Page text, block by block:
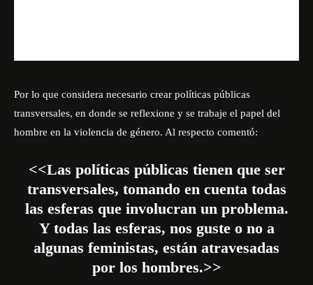
Por lo que considera necesario crear políticas públicas
transversales, en donde se reflexione y se trabaje el papel del
hombre en la violencia de género. Al respecto comentó:
<<Las políticas públicas tienen que ser
transversales, tomando en cuenta todas
las esferas que involucran un problema.
Y todas las esferas, nos guste o no a
algunas feministas, están atravesadas
por los hombres.>>